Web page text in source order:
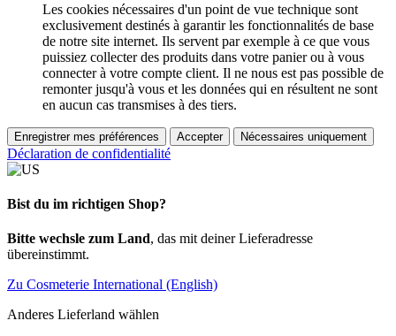
Les cookies nécessaires d'un point de vue technique sont
exclusivement destinés à garantir les fonctionnalités de base
de notre site internet. Ils servent par exemple à ce que vous
puissiez collecter des produits dans votre panier ou à vous
connecter à votre compte client. Il ne nous est pas possible de
remonter jusqu'à vous et les données qui en résultent ne sont
en aucun cas transmises à des tiers.
Enregistrer mes préférences Accepter Nécessaires uniquement
Déclaration de confidentialité
Bist du im richtigen Shop?
Bitte wechsle zum Land, das mit deiner Lieferadresse
übereinstimmt.
Zu Cosmeterie International (English)
Anderes Lieferland wählen